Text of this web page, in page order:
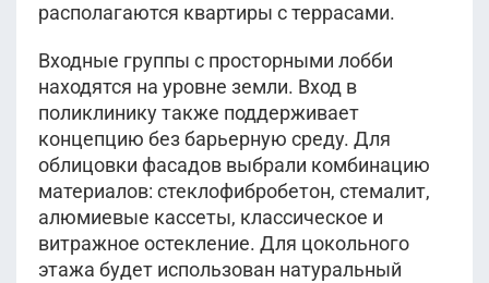
располагаются квартиры с террасами.
Входные группы с просторными лобби
находятся на уровне земли. Вход в
поликлинику также поддерживает
концепцию без барьерную среду. Для
облицовки фасадов выбрали комбинацию
материалов: стеклофибробетон, стемалит,
алюмиевые кассеты, классическое и
витражное остекление. Для цокольного
этажа будет использован натуральный